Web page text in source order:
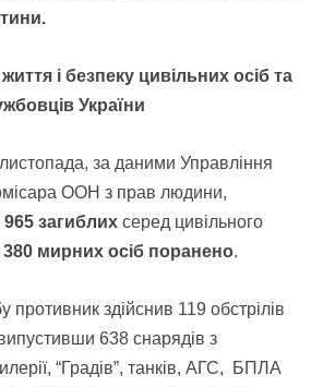
і безпеку цивільних осіб та
України
за даними Управління
ООН з прав людини,
965 загиблих серед цивільного
380 мирних осіб поранено.
противник здійснив 119 обстрілів
638 снарядів з
“Градів”, танків, АГС, БПЛА